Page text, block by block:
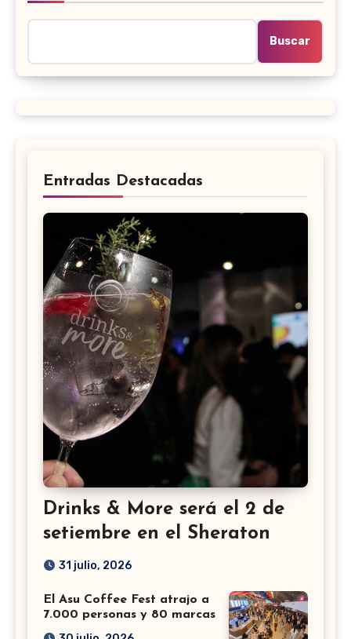
Buscar
Entradas Destacadas
Drinks & More será el 2 de
setiembre en el Sheraton
31 julio, 2026
El Asu Coffee Fest atrajo a
7.000 personas y 80 marcas